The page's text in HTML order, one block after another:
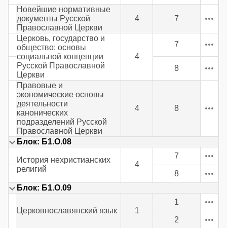
Новейшие нормативные
документы Русской
Православной Церкви
4 7
Церковь, государство и
общество: основы
социальной концепции
Русской Православной
Церкви
4
7
8
Правовые и
экономические основы
деятельности
канонических
подразделений Русской
Православной Церкви
4 8
Блок: Б1.О.08
История нехристианских
религий
4
7
8
Блок: Б1.О.09
Церковнославянский язык 1
1
2